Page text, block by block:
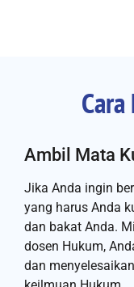
Ambil Mata
Jika Anda ingin
yang harus Anda
dan bakat Anda.
dosen Hukum,
dan